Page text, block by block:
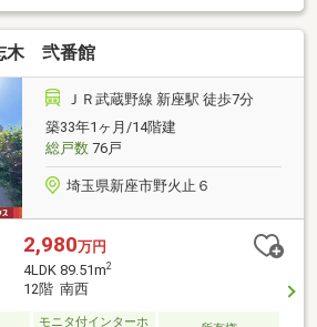
潔感と安心感が魅力です。トイレ・洗面
照明の交換履歴により、日常生活の快適
とした21帖のLDKは家具配置がしやす
・和室6帖と合わせて使いやすい間取
圏内にスーパー・小中学校が揃い、生活
ローソン徒歩5分、志木駅へはバス利
好で、バス停まで徒歩3分。ぜひ現地
地をご体感ください。
木 弐番館
ＪＲ武蔵野線 新座駅 徒歩7分
築33年1ヶ月/14階建
総戸数76戸
埼玉県新座市野火止６
2,980万円
4LDK 89.51m2
12階 南西
モニタ付インターホ